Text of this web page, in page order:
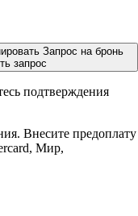
Запрос на бронь
запрос
подтверждения
Внесите предоплату
Мир,